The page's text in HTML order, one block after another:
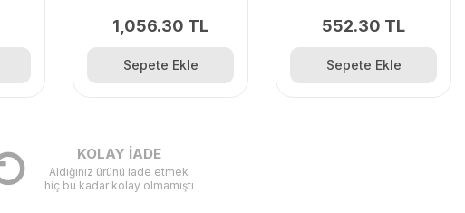
1,056.30 TL
Sepete Ekle
552.30 TL
Sepete Ekle
KOLAY İADE
Aldığınız ürünü iade etmek
hiç bu kadar kolay olmamıştı